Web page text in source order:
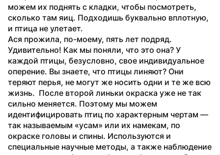
можем их поднять с кладки, чтобы посмотреть,
сколько там яиц. Подходишь буквально вплотную,
и птица не улетает.
Ася прожила, по-моему, пять лет подряд.
Удивительно! Как мы поняли, что это она? У
каждой птицы, безусловно, свое индивидуальное
оперение. Вы знаете, что птицы линяют? Они
теряют перья, не могут же носить одни и те же всю
жизнь.  После второй линьки окраска уже не так
сильно меняется. Поэтому мы можем
идентифицировать птиц по характерным чертам —
так называемым «усам» или их намекам, по
окраске головы и спины. Используются и
специальные научные методы, а также наблюдение